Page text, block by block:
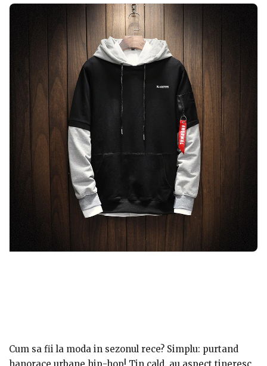
Cum sa fii la moda in sezonul rece? Simplu: purtand